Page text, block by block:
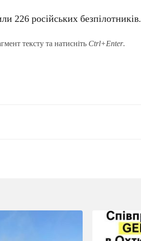
226 російських безпілотників.
тексту та натисніть Ctrl+Enter.